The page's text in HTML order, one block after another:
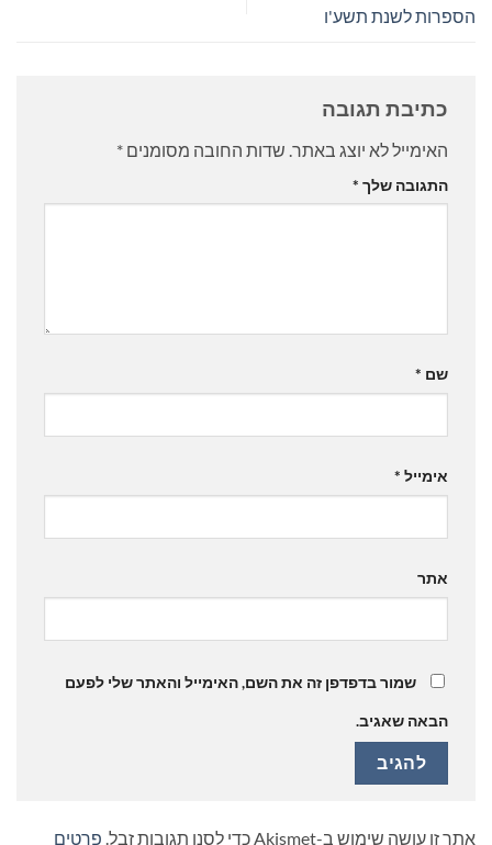
הספרות לשנת תשע'ו
כתיבת תגובה
האימייל לא יוצג באתר. שדות החובה מסומנים *
התגובה שלך *
שם *
אימייל *
אתר
שמור בדפדפן זה את השם, האימייל והאתר שלי לפעם
הבאה שאגיב.
אתר זו עושה שימוש ב-Akismet כדי לסנן תגובות זבל. פרטים